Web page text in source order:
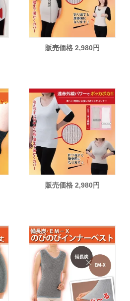
販売価格 2,980円
販売価格 2,980円